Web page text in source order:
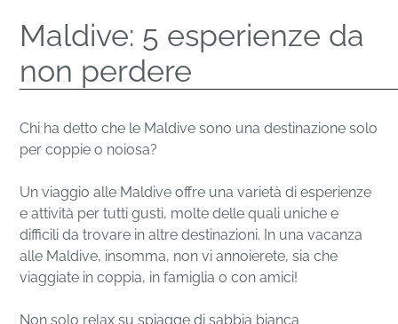
Maldive: 5 esperienze da
non perdere
Chi ha detto che le Maldive sono una destinazione solo
per coppie o noiosa?
Un viaggio alle Maldive offre una varietà di esperienze
e attività per tutti gusti, molte delle quali uniche e
difficili da trovare in altre destinazioni. In una vacanza
alle Maldive, insomma, non vi annoierete, sia che
viaggiate in coppia, in famiglia o con amici!
Non solo relax su spiagge di sabbia bianca